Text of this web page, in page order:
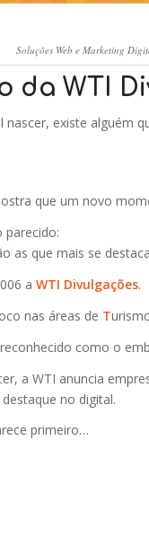
Soluções Web e Marketing
da WTI
existe alguém
que um novo
parecido:
as que mais se
a WTI Divulgações.
nas áreas de T
como o
a WTI anuncia
no digital.
primeiro…